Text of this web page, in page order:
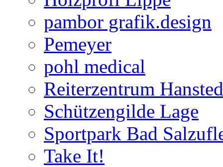
pambor grafik.design
Pemeyer
pohl medical
Reiterzentrum
Schützengilde Lage
Sportpark Bad
Take It!